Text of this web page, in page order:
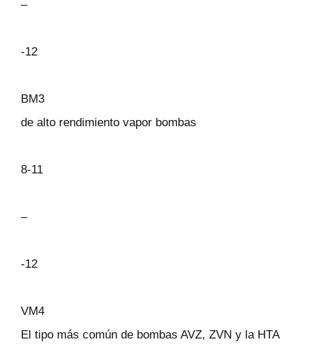
–
-12
BM3
de alto rendimiento vapor bombas
8-11
–
-12
VM4
El tipo más común de bombas AVZ, ZVN y la HTA